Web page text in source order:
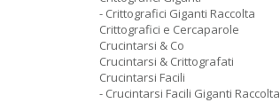
- Crittografici Giganti Raccolta
Crittografici e Cercaparole
Crucintarsi & Co
Crucintarsi & Crittografati
Crucintarsi Facili
- Crucintarsi Facili Giganti Raccolta